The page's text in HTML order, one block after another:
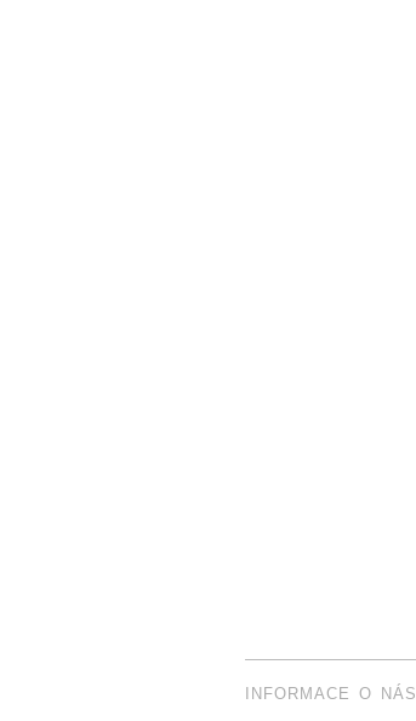
INFORMACE O NÁS